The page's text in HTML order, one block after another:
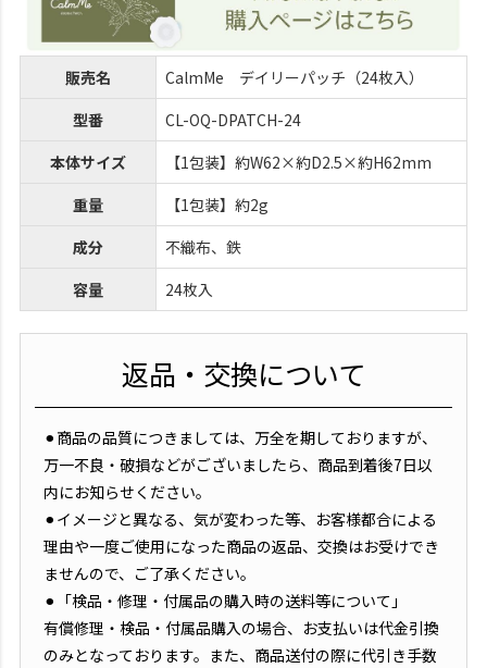
販売名
CalmMe デイリーパッチ（24枚入）
型番
CL-OQ-DPATCH-24
本体サイズ
【1包装】約W62×約D2.5×約H62mm
重量
【1包装】約2g
成分
不織布、鉄
容量
24枚入
返品・交換について
⚫︎商品の品質につきましては、万全を期しておりますが、
万一不良・破損などがございましたら、商品到着後7日以
内にお知らせください。
⚫︎イメージと異なる、気が変わった等、お客様都合による
理由や一度ご使用になった商品の返品、交換はお受けでき
ませんので、ご了承ください。
⚫︎「検品・修理・付属品の購入時の送料等について」
有償修理・検品・付属品購入の場合、お支払いは代金引換
のみとなっております。また、商品送付の際に代引き手数